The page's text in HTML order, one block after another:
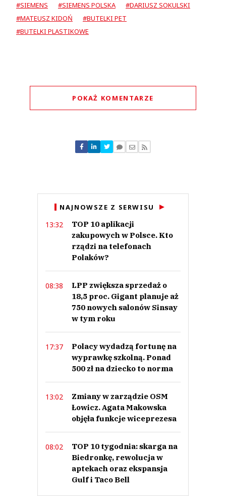
#SIEMENS
#SIEMENS POLSKA
#DARIUSZ SOKULSKI
#MATEUSZ KIDOŃ
#BUTELKI PET
#BUTELKI PLASTIKOWE
POKAŻ KOMENTARZE
Nie znaleziono komentarzy
Zostaw swoje komentarze
NAJNOWSZE Z SERWISU
13:32
TOP 10 aplikacji
zakupowych w Polsce. Kto
rządzi na telefonach
Polaków?
08:38
LPP zwiększa sprzedaż o
18,5 proc. Gigant planuje aż
750 nowych salonów Sinsay
w tym roku
17:37
Polacy wydadzą fortunę na
wyprawkę szkolną. Ponad
500 zł na dziecko to norma
13:02
Zmiany w zarządzie OSM
Łowicz. Agata Makowska
objęła funkcje wiceprezesa
08:02
TOP 10 tygodnia: skarga na
Biedronkę, rewolucja w
aptekach oraz ekspansja
Gulf i Taco Bell